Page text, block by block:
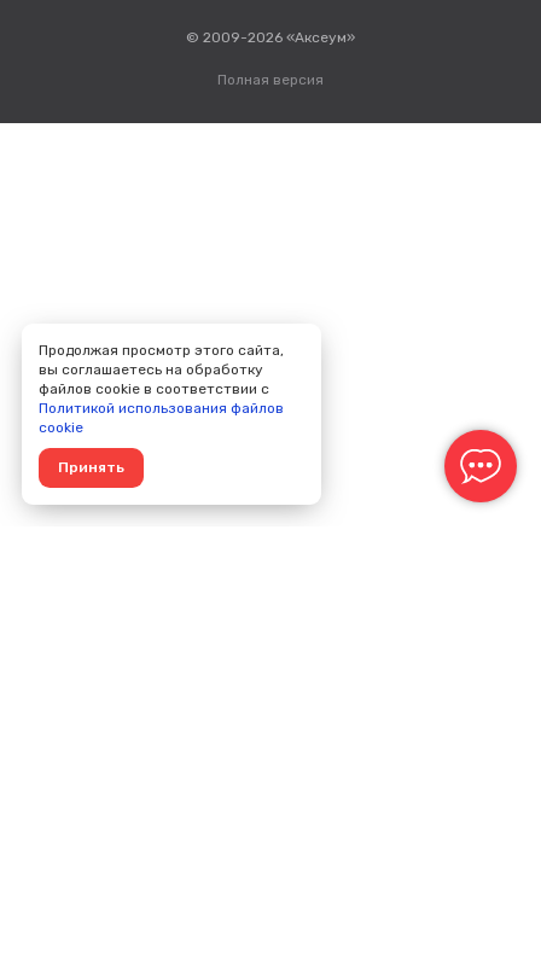
© 2009-2026 «Аксеум»
Полная версия
Продолжая просмотр этого сайта,
вы соглашаетесь на обработку
файлов cookie в соответствии с
Политикой использования файлов
cookie
Принять